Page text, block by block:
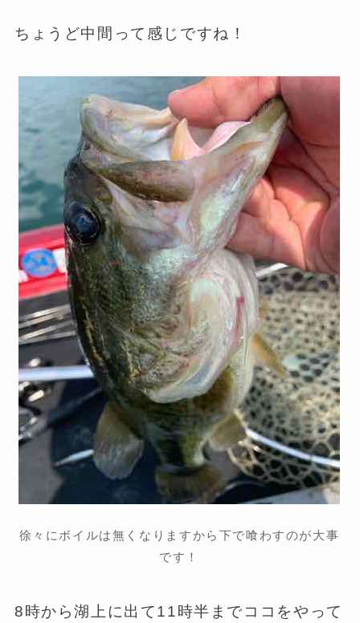
ちょうど中間って感じですね！
徐々にボイルは無くなりますから下で喰わすのが大事
です！
8時から湖上に出て11時半までココをやって